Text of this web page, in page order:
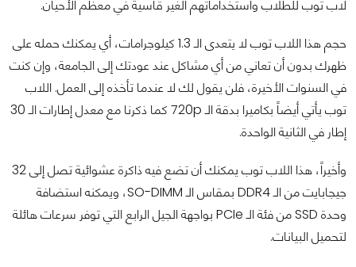
لاب توب للطلاب واستخداماتهم الغير قاسية في معظم الأحيان.
حجم هذا اللاب توب لا يتعدى الـ 1.3 كيلوجرامات، أي يمكنك حمله على
ظهرك بدون أن تعاني من أي مشاكل عند عودتك إلى الجامعة، وإن كنت
في السنوات الأخيرة، فلن يقول لك لا عندما تأخذه إلى العمل. اللاب
توب يأتي أيضاً بكاميرا بدقة الـ 720p كما ذكرنا مع معدل إطارات الـ 30
إطار في الثانية الواحدة.
وأخيراً، هذا اللاب توب يمكنك أن تضع فيه ذاكرة عشوائية تصل إلى 32
جيجابايت من الـ DDR4 بمقاس الـ SO-DIMM، ويمكنه استضافة
وحدة SSD من فئة الـ PCIe بواجهة الجيل الرابع التي توفر سرعات هائلة
لتحميل البيانات.